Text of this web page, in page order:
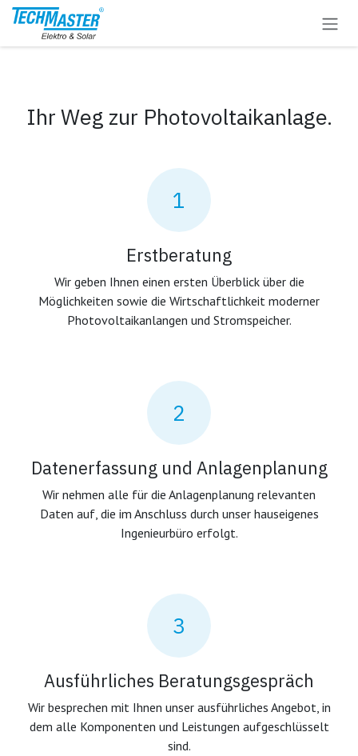
Zum Inhalt springen
Ihr Weg zur Photovoltaikanlage.
1
Erstberatung
Wir geben Ihnen einen ersten Überblick über die
Möglichkeiten sowie die Wirtschaftlichkeit moderner
Photovoltaikanlangen und Stromspeicher.
2
Datenerfassung und Anlagenplanung
Wir nehmen alle für die Anlagenplanung relevanten
Daten auf, die im Anschluss durch unser hauseigenes
Ingenieurbüro erfolgt.
3
Ausführliches Beratungsgespräch
Wir besprechen mit Ihnen unser ausführliches Angebot, in
dem alle Komponenten und Leistungen aufgeschlüsselt
sind.